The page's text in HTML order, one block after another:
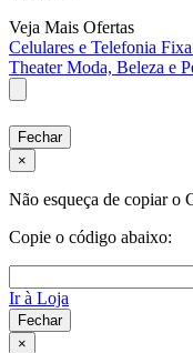
Veja Mais Ofertas
Celulares e Telefonia Fixa
TheaterModa, Beleza e
Fechar
×
Não esqueça de copiar o
Copie o código abaixo:
Ir à Loja
Fechar
×